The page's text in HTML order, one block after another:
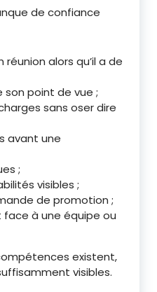
de confiance
alors qu’il a de
point de vue ;
sans oser dire
avant une
;
visibles ;
de promotion ;
face à une équipe ou
existent,
visibles.